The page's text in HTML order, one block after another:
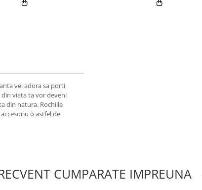
vei adora sa porti
din viata ta vor deveni
din natura. Rochiile
o astfel de
CUMPARATE IMPREUNA